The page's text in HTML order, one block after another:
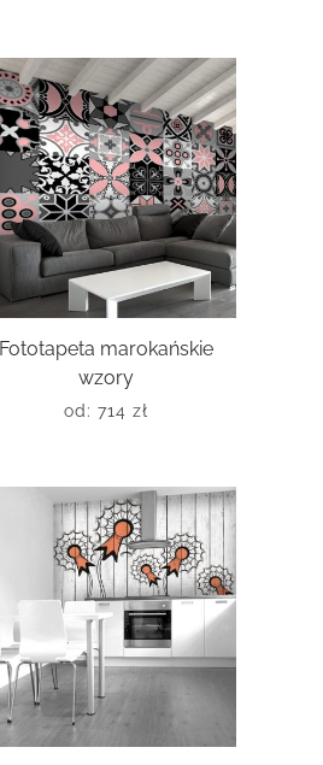
Fototapeta marokańskie
wzory
od: 714 zł